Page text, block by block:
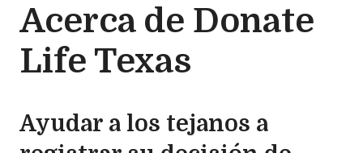
Acerca de Donate
Life Texas
Ayudar a los tejanos a